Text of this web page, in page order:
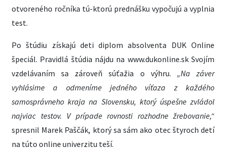
otvoreného ročníka tú-ktorú prednášku vypočujú a vyplnia
test.
Po štúdiu získajú deti diplom absolventa DUK Online
špeciál. Pravidlá štúdia nájdu na www.dukonline.sk Svojím
vzdelávaním sa zároveň súťažia o výhru. „Na záver
vyhlásime a odmeníme jedného víťaza z každého
samosprávneho kraja na Slovensku, ktorý úspešne zvládol
najviac testov. V prípade rovnosti rozhodne žrebovanie,“
spresnil Marek Paščák, ktorý sa sám ako otec štyroch detí
na túto online univerzitu teší.